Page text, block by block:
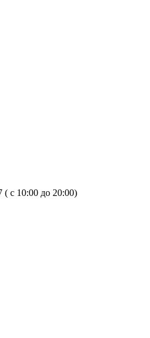
( с 10:00 до 20:00)